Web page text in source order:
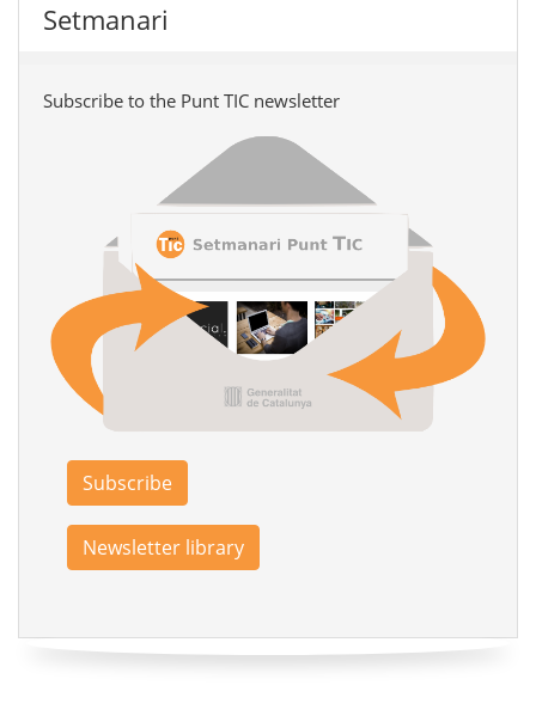
Setmanari
Subscribe to the Punt TIC newsletter
Subscribe
Newsletter library